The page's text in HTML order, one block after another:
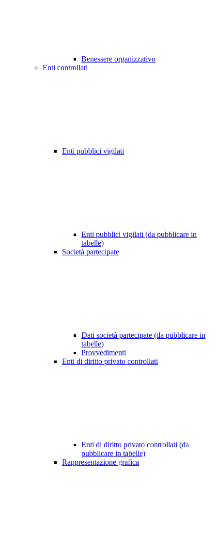
Benessere organizzativo
Enti controllati
Enti pubblici vigilati
Enti pubblici vigilati (da pubblicare in
tabelle)
Società partecipate
Dati società partecipate (da pubblicare in
tabelle)
Provvedimenti
Enti di diritto privato controllati
Enti di diritto privato controllati (da
pubblicare in tabelle)
Rappresentazione grafica